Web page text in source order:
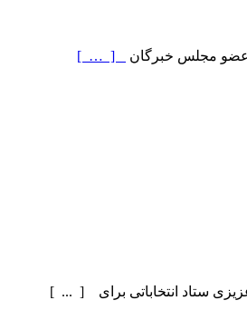
عضو مجلس خبرگان [ … ]
ستاد انتخاباتی برای [ ... ]